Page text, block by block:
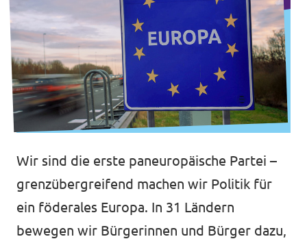
Transparenz
Datenschutz
Impressum
Wir sind die erste paneuropäische Partei –
grenzübergreifend machen wir Politik für
ein föderales Europa. In 31 Ländern
bewegen wir Bürgerinnen und Bürger dazu,